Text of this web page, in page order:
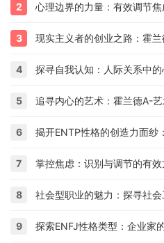
2 心理边界的力量：有效调节
3 现实主义者的创业之路：霍
4 探寻自我认知：人际关系中
5 追寻内心的艺术：霍兰德A-
6 揭开ENTP性格的创造力面纱
7 掌控焦虑：识别与调节的有
8 社会型职业的魅力：探寻社
9 探索ENFJ性格类型：企业家